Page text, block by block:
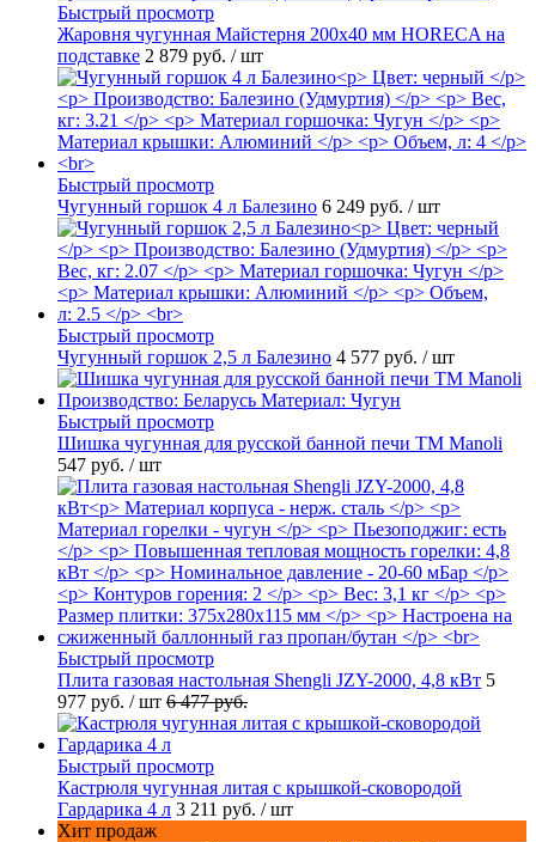
Быстрый просмотр
Жаровня чугунная Майстерня 200х40 мм HORECA на
подставке 2 879 руб. / шт
Быстрый просмотр
Чугунный горшок 4 л Балезино 6 249 руб. / шт
Быстрый просмотр
Чугунный горшок 2,5 л Балезино 4 577 руб. / шт
Быстрый просмотр
Шишка чугунная для русской банной печи ТМ Manoli
547 руб. / шт
Быстрый просмотр
Плита газовая настольная Shengli JZY-2000, 4,8 кВт 5
977 руб. / шт 6 477 руб.
Быстрый просмотр
Кастрюля чугунная литая с крышкой-сковородой
Гардарика 4 л 3 211 руб. / шт
Хит продаж